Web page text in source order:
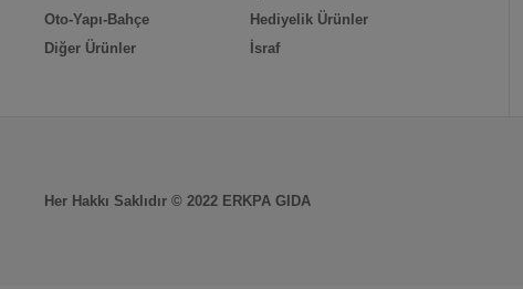
Oto-Yapı-Bahçe
Hediyelik Ürünler
Diğer Ürünler
İsraf
Her Hakkı Saklıdır © 2022 ERKPA GIDA